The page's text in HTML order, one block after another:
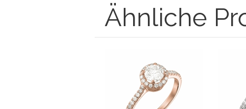
Ähnliche